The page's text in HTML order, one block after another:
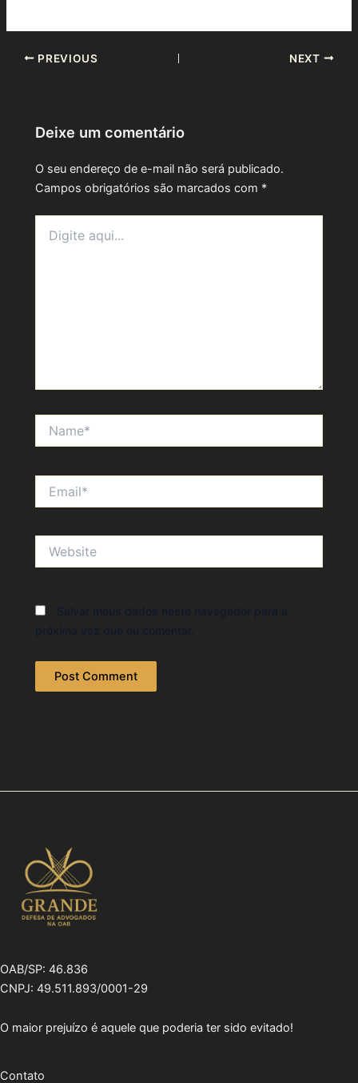
PREVIOUS NEXT
Deixe um comentário
O seu endereço de e-mail não será publicado.
Campos obrigatórios são marcados com *
aqui...
OAB/SP: 46.836
CNPJ: 49.511.893/0001-29
O maior prejuízo é aquele que poderia ter sido evitado!
Contato